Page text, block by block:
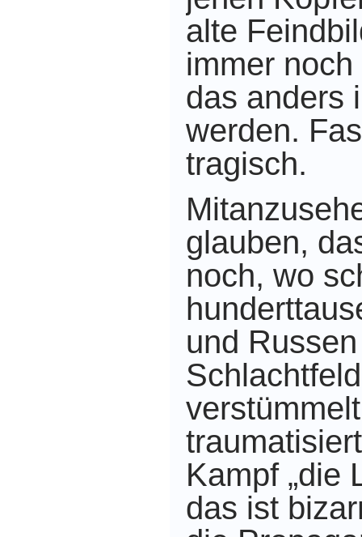
alte
immer
das anders
werden.
tragisch.
glauben,
noch, wo
und
Kampf „die
das ist